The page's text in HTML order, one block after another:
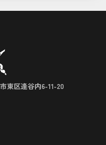
東区逢谷内6-11-20